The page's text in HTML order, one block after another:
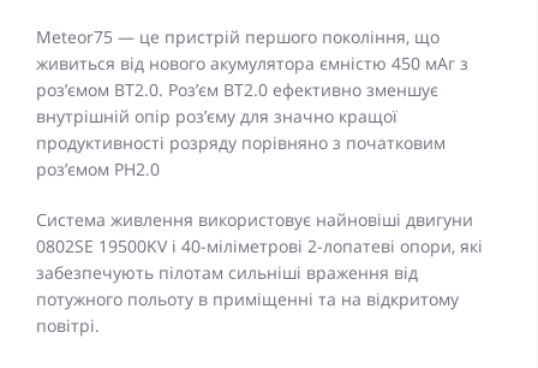
Meteor75 — це пристрій першого покоління, що
живиться від нового акумулятора ємністю 450 мАг з
роз’ємом BT2.0. Роз’єм BT2.0 ефективно зменшує
внутрішній опір роз’єму для значно кращої
продуктивності розряду порівняно з початковим
роз’ємом PH2.0
Система живлення використовує найновіші двигуни
0802SE 19500KV і 40-міліметрові 2-лопатеві опори, які
забезпечують пілотам сильніші враження від
потужного польоту в приміщенні та на відкритому
повітрі.